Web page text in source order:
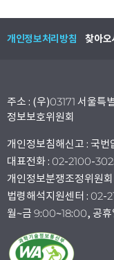
개인정보처리방침 찾아오
주소 : (우)03171 서울특
정보보호위원회
개인정보침해신고 : 국번
대표전화 : 02-2100-
개인정보분쟁조정위원
법령해석지원센터 :
월~금 9:00~18:00, 공휴